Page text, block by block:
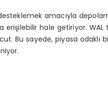
amacıyla
erişilebilir hale getiriyor.
Bu sayede, piyasa